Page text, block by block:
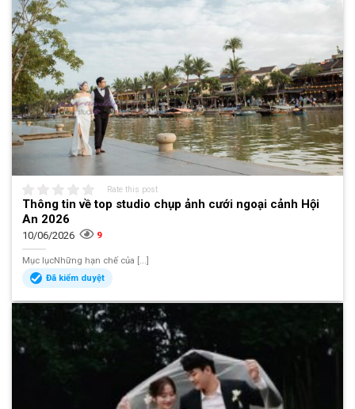
Rate this post
Thông tin về top studio chụp ảnh cưới ngoại cảnh Hội
An 2026
10/06/2026 9
Mục lụcNhững hạn chế của [...]
Đã kiểm duyệt